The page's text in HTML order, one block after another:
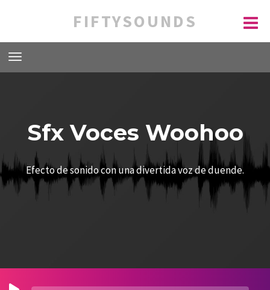
FIFTYSOUNDS
Sfx Voces Woohoo
Efecto de sonido con una divertida voz de duende.